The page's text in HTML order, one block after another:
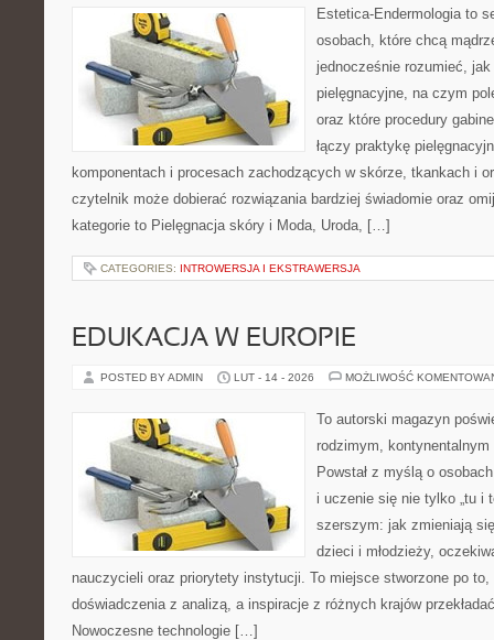
Estetica-Endermologia to
osobach, które chcą
jednocześnie rozumieć, jak
pielęgnacyjne, na czym
oraz które procedury
łączy praktykę
komponentach i procesach zachodzących w skórze, tkankach i
czytelnik może dobierać rozwiązania bardziej świadomie oraz
kategorie to Pielęgnacja skóry i Moda, Uroda, […]
CATEGORIES: INTROWERSJA I EKSTRAWERSJA
EDUKACJA W EUROPIE
POSTED BY ADMIN LUT - 14 - 2026 MOŻLIWOŚĆ
To autorski magazyn
rodzimym,
Powstał z myślą o
i uczenie się nie tylko „tu i
szerszym: jak zmieniają
dzieci i młodzieży,
nauczycieli oraz priorytety instytucji. To miejsce stworzone po to,
doświadczenia z analizą, a inspiracje z różnych krajów
Nowoczesne technologie […]